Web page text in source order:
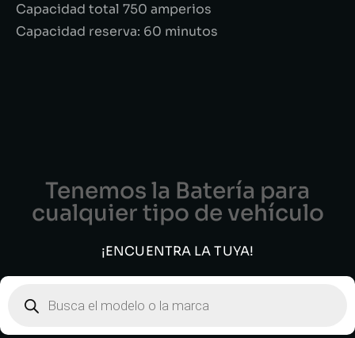
Capacidad total 750 amperios
Capacidad reserva: 60 minutos
Tenemos la Batería para
cualquier tipo de vehículo
¡ENCUENTRA LA TUYA!